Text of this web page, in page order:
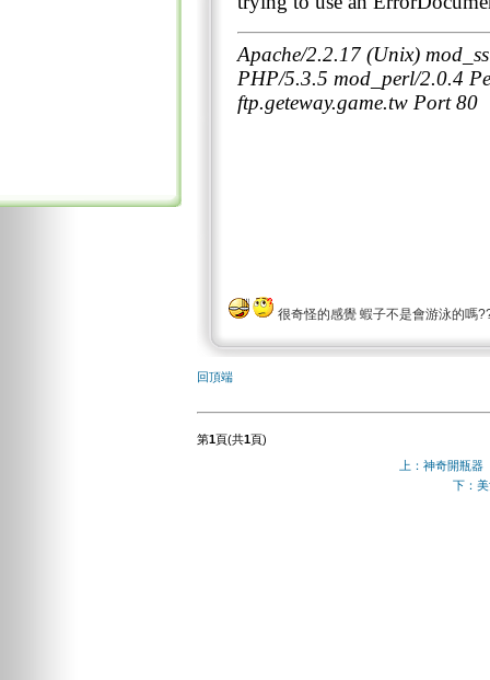
很奇怪的感覺 蝦子不是會游泳的嗎
回頂端
第1頁(共1頁)
上：神奇開瓶
下：